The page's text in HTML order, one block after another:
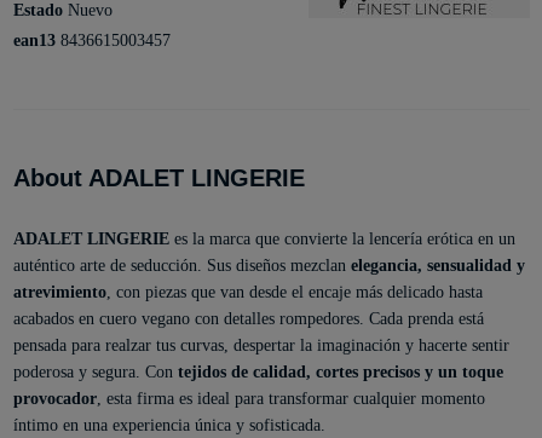
Estado Nuevo
ean13 8436615003457
About ADALET LINGERIE
ADALET LINGERIEes la marca que convierte la lencería erótica en un
auténtico arte de seducción. Sus diseños mezclan elegancia, sensualidad y
atrevimiento, con piezas que van desde el encaje más delicado hasta
acabados en cuero vegano con detalles rompedores. Cada prenda está
pensada para realzar tus curvas, despertar la imaginación y hacerte sentir
poderosa y segura. Con tejidos de calidad, cortes precisos y un toque
provocador, esta firma es ideal para transformar cualquier momento
íntimo en una experiencia única y sofisticada.